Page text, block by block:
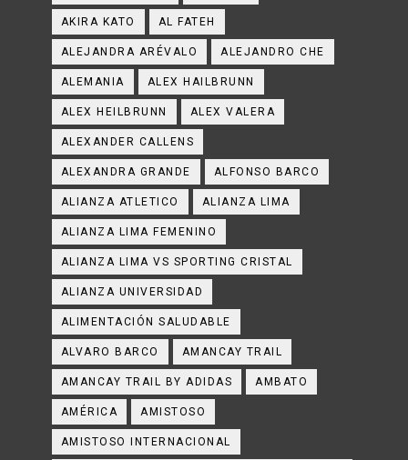
AKIRA KATO AL FATEH
ALEJANDRA ARÉVALO ALEJANDRO CHE
ALEMANIA ALEX HAILBRUNN
ALEX HEILBRUNN ALEX VALERA
ALEXANDER CALLENS
ALEXANDRA GRANDE ALFONSO BARCO
ALIANZA ATLETICO ALIANZA LIMA
ALIANZA LIMA FEMENINO
ALIANZA LIMA VS SPORTING CRISTAL
ALIANZA UNIVERSIDAD
ALIMENTACIÓN SALUDABLE
ALVARO BARCO AMANCAY TRAIL
AMANCAY TRAIL BY ADIDAS AMBATO
AMÉRICA AMISTOSO
AMISTOSO INTERNACIONAL